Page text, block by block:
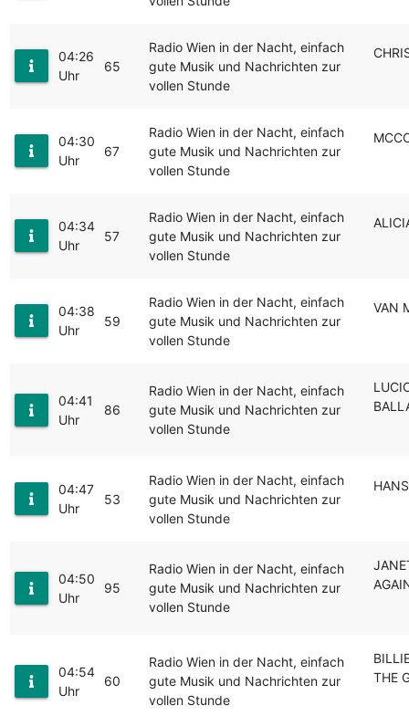
04:26
Uhr
65
Radio Wien in der Nacht, einfach
gute Musik und Nachrichten zur
vollen Stunde
04:30
Uhr
67
Radio Wien in der Nacht, einfach
gute Musik und Nachrichten zur
vollen Stunde
04:34
Uhr
57
Radio Wien in der Nacht, einfach
gute Musik und Nachrichten zur
vollen Stunde
04:38
Uhr
59
Radio Wien in der Nacht, einfach
gute Musik und Nachrichten zur
vollen Stunde
VAN
04:41
Uhr
86
Radio Wien in der Nacht, einfach
gute Musik und Nachrichten zur
vollen Stunde
04:47
Uhr
53
Radio Wien in der Nacht, einfach
gute Musik und Nachrichten zur
vollen Stunde
04:50
Uhr
95
Radio Wien in der Nacht, einfach
gute Musik und Nachrichten zur
vollen Stunde
04:54
Uhr
60
Radio Wien in der Nacht, einfach
gute Musik und Nachrichten zur
vollen Stunde
THE